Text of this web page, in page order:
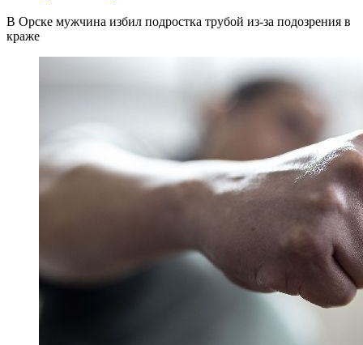
В Орске мужчина избил подростка трубой из-за подозрения в
краже